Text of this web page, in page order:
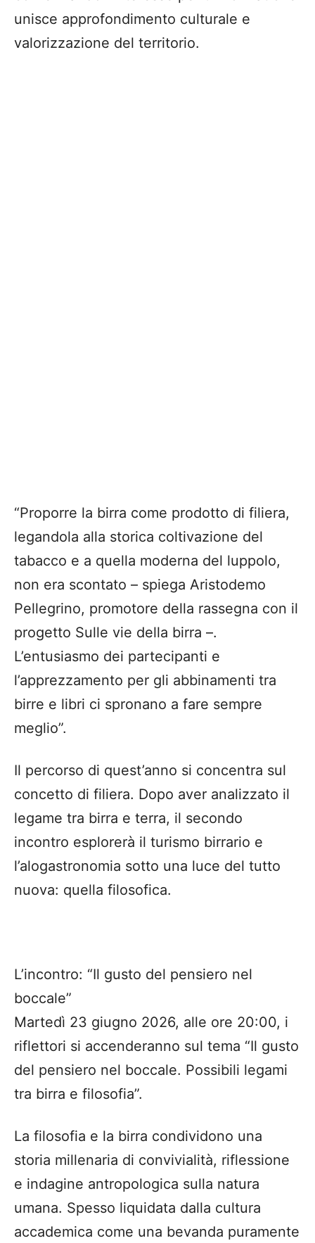
unisce approfondimento culturale e
valorizzazione del territorio.
“Proporre la birra come prodotto di filiera,
legandola alla storica coltivazione del
tabacco e a quella moderna del luppolo,
non era scontato – spiega Aristodemo
Pellegrino, promotore della rassegna con il
progetto Sulle vie della birra –.
L’entusiasmo dei partecipanti e
l’apprezzamento per gli abbinamenti tra
birre e libri ci spronano a fare sempre
meglio”.
Il percorso di quest’anno si concentra sul
concetto di filiera. Dopo aver analizzato il
legame tra birra e terra, il secondo
incontro esplorerà il turismo birrario e
l’alogastronomia sotto una luce del tutto
nuova: quella filosofica.
L’incontro: “Il gusto del pensiero nel
boccale”
Martedì 23 giugno 2026, alle ore 20:00, i
riflettori si accenderanno sul tema “Il gusto
del pensiero nel boccale. Possibili legami
tra birra e filosofia”.
La filosofia e la birra condividono una
storia millenaria di convivialità, riflessione
e indagine antropologica sulla natura
umana. Spesso liquidata dalla cultura
accademica come una bevanda puramente